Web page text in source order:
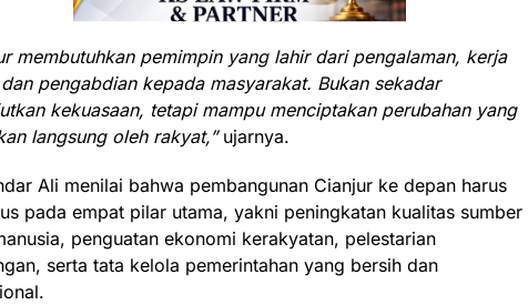
membutuhkan pemimpin yang lahir dari pengalaman, kerja
pengabdian kepada masyarakat. Bukan sekadar
kekuasaan, tetapi mampu menciptakan perubahan yang
langsung oleh rakyat,”ujarnya.
Ali menilai bahwa pembangunan Cianjur ke depan harus
pada empat pilar utama, yakni peningkatan kualitas sumber
penguatan ekonomi kerakyatan, pelestarian
serta tata kelola pemerintahan yang bersih dan